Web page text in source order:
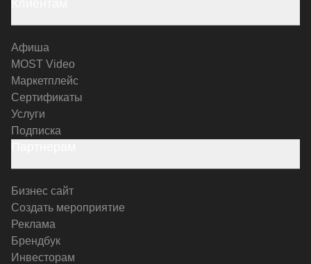
Афиша
MOST Video
Маркетплейс
Сертификаты
Услуги
Подписка
Бизнес сайт
Создать мероприятие
Реклама
Брендбук
Инвесторам